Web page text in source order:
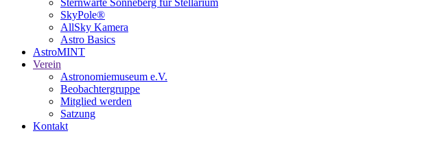
Sternwarte Sonneberg für Stellarium
SkyPole®
AllSky Kamera
Astro Basics
AstroMINT
Verein
Astronomiemuseum e.V.
Beobachtergruppe
Mitglied werden
Satzung
Kontakt